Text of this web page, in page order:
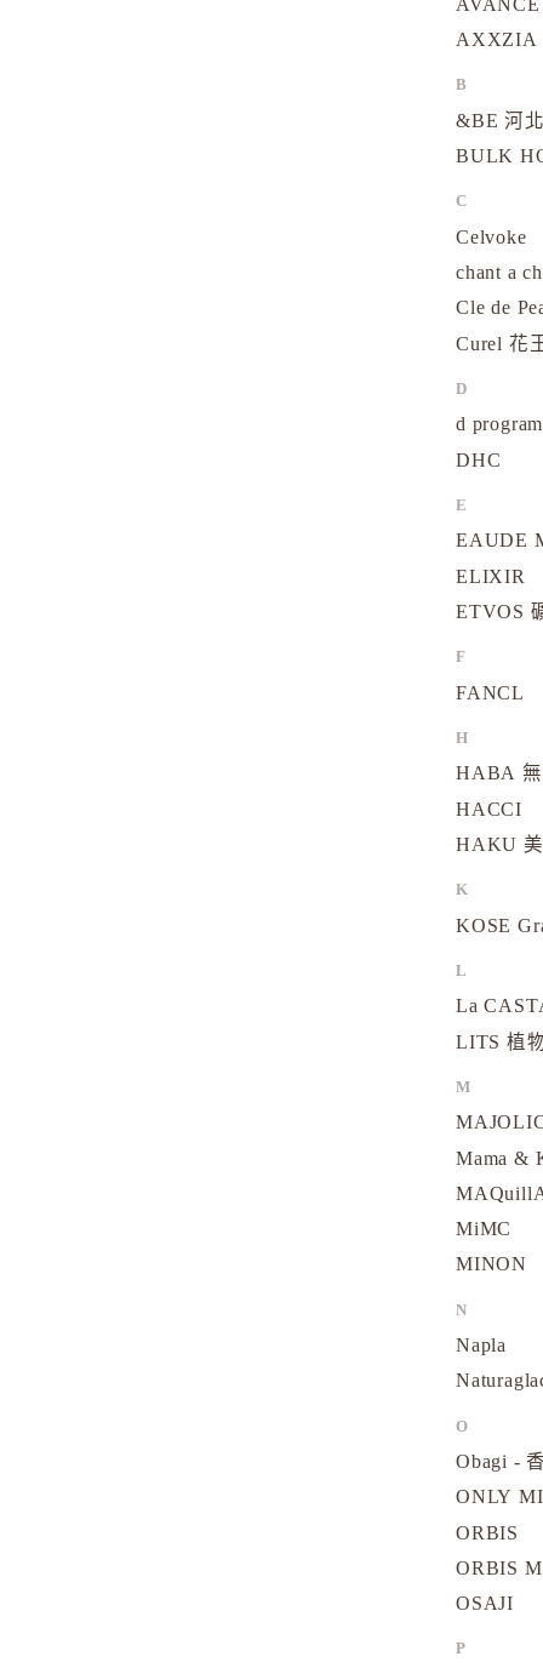
AXXZIA
B
&BE 河
BULK
C
Celvoke
chant a
Cle de
Curel 花
D
d
DHC
E
EAUDE
ELIXIR
ETVOS
F
FANCL
H
HABA
HACCI
HAKU
K
KOSE
L
La
LITS 植
M
Mama &
MiMC
MINON
N
Napla
O
Obagi -
ONLY
ORBIS
ORBIS
OSAJI
P